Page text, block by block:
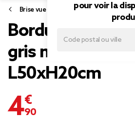
pour voir la
Brise vue et bordure jardin
Bordure de
gris motif
L50xH20cm
4,90 €